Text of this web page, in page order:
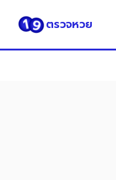
ตรวจหวย